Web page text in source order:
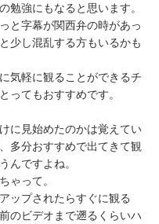
勉強にもなると思います。
と字幕が関西弁の時があっ
少し混乱する方もいるかも
気軽に観ることができるチ
ってもおすすめです。
に見始めたのかは覚えてい
多分おすすめで出てきて観
んですよね。
ゃって。
ップされたらすぐに観る
のビデオまで遡るくらいハ